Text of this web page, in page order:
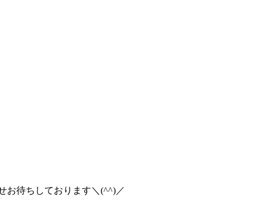
お待ちしております＼(^^)／